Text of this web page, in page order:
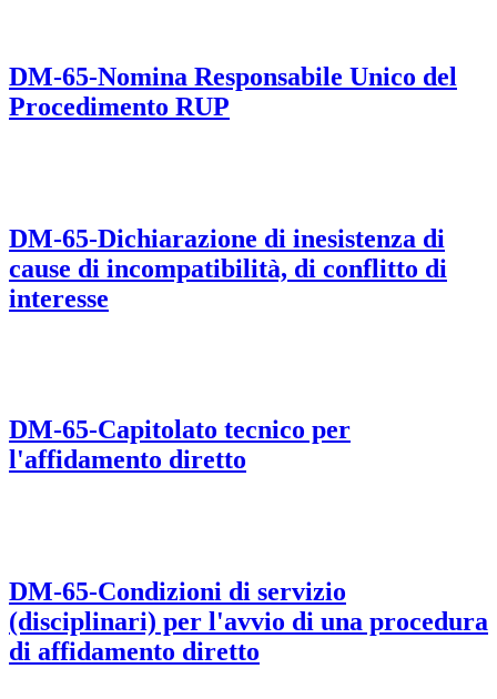
DM-65-Nomina Responsabile Unico del
Procedimento RUP
DM-65-Dichiarazione di inesistenza di
cause di incompatibilità, di conflitto di
interesse
DM-65-Capitolato tecnico per
l'affidamento diretto
DM-65-Condizioni di servizio
(disciplinari) per l'avvio di una procedura
di affidamento diretto